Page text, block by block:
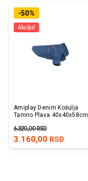
-50%
Amiplay Denim Košulja
Tamno Plava 40x40x58cm
3.160,00 RSD
6.320,00RSD